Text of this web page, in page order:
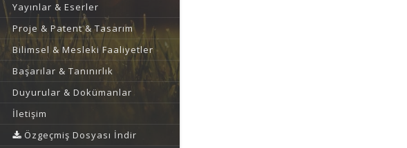
Yayınlar & Eserler
Proje & Patent & Tasarım
Bilimsel & Mesleki Faaliyetler
Başarılar & Tanınırlık
Duyurular & Dokümanlar
İletişim
Özgeçmiş Dosyası İndir